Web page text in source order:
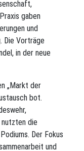
gaben
und
Die Vorträge
in der neue
„Markt der
bot.
die
Der Fokus
und